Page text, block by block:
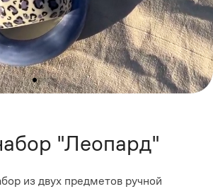
"Леопард"
из двух предметов ручной